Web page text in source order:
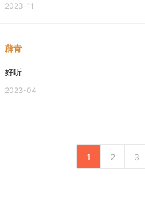
2023-11
薜青
好听
2023-04
1 2 3